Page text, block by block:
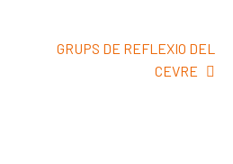
Siguiente:
GRUPS DE REFLEXIO DEL
CEVRE